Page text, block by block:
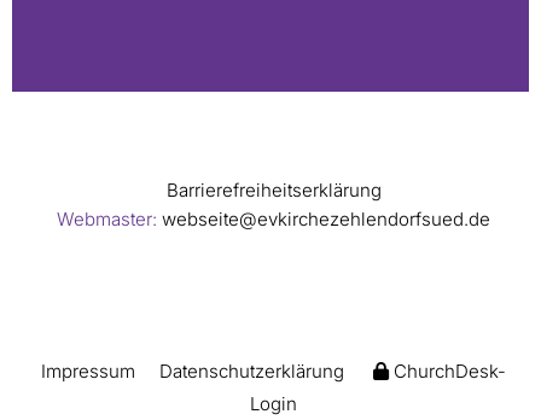
Barrierefreiheitserklärung
Webmaster: webseite@evkirchezehlendorfsued.de
Impressum Datenschutzerklärung
ChurchDesk-
Login